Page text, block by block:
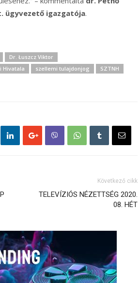
ügyvezető igazgatója.
Dr. Łuszcz Viktor
Hivatala
szellemi tulajdonjog
SZTNH
Következő cikk
TELEVÍZIÓS NÉZETTSÉG 2020.
08. HÉT